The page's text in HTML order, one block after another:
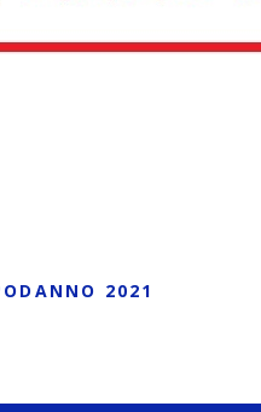
2021